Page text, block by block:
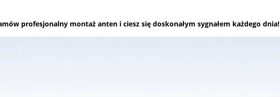
profesjonalny montaż anten i ciesz się doskonałym sygnałem każdego dnia!